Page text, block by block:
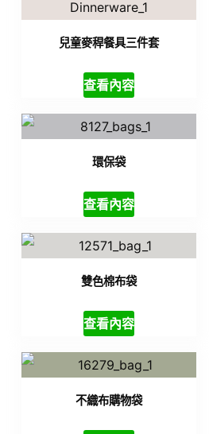
兒童麥稈餐具三件套
查看內容
環保袋
查看內容
雙色棉布袋
查看內容
不織布購物袋